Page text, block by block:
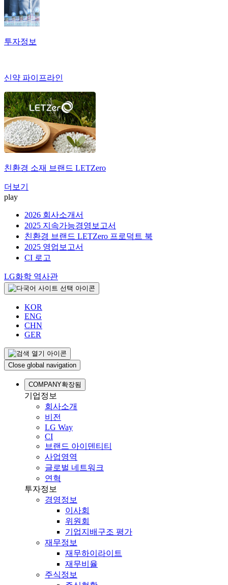
투자정보
신약 파이프라인
친환경 소재 브랜드 LETZero
더보기
play
2026 회사소개서
2025 지속가능경영보고서
친환경 브랜드 LETZero 프로덕트 북
2025 영업보고서
CI 로고
LG화학 역사관
KOR
ENG
CHN
GER
Close global navigation
COMPANY확장됨
기업정보
회사소개
비전
LG Way
CI
브랜드 아이덴티티
사업영역
글로벌 네트워크
연혁
투자정보
경영정보
이사회
위원회
기업지배구조 평가
재무정보
재무하이라이트
재무비율
주식정보